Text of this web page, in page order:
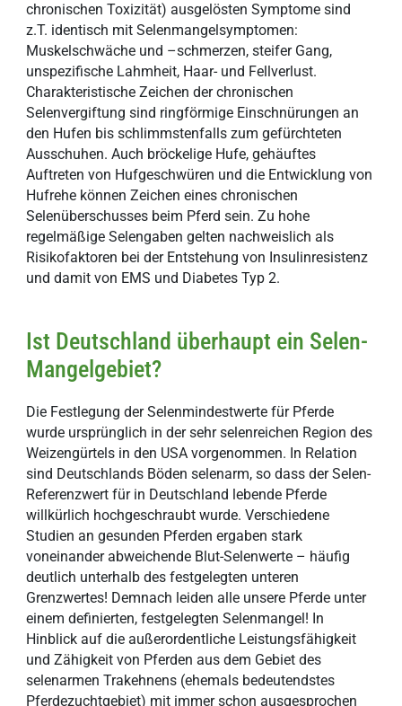
chronischen Toxizität) ausgelösten Symptome sind
z.T. identisch mit Selenmangelsymptomen:
Muskelschwäche und –schmerzen, steifer Gang,
unspezifische Lahmheit, Haar- und Fellverlust.
Charakteristische Zeichen der chronischen
Selenvergiftung sind ringförmige Einschnürungen an
den Hufen bis schlimmstenfalls zum gefürchteten
Ausschuhen. Auch bröckelige Hufe, gehäuftes
Auftreten von Hufgeschwüren und die Entwicklung von
Hufrehe können Zeichen eines chronischen
Selenüberschusses beim Pferd sein. Zu hohe
regelmäßige Selengaben gelten nachweislich als
Risikofaktoren bei der Entstehung von Insulinresistenz
und damit von EMS und Diabetes Typ 2.
Ist Deutschland überhaupt ein Selen-
Mangelgebiet?
Die Festlegung der Selenmindestwerte für Pferde
wurde ursprünglich in der sehr selenreichen Region des
Weizengürtels in den USA vorgenommen. In Relation
sind Deutschlands Böden selenarm, so dass der Selen-
Referenzwert für in Deutschland lebende Pferde
willkürlich hochgeschraubt wurde. Verschiedene
Studien an gesunden Pferden ergaben stark
voneinander abweichende Blut-Selenwerte – häufig
deutlich unterhalb des festgelegten unteren
Grenzwertes! Demnach leiden alle unsere Pferde unter
einem definierten, festgelegten Selenmangel! In
Hinblick auf die außerordentliche Leistungsfähigkeit
und Zähigkeit von Pferden aus dem Gebiet des
selenarmen Trakehnens (ehemals bedeutendstes
Pferdezuchtgebiet) mit immer schon ausgesprochen